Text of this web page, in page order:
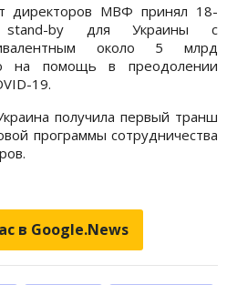
директоров МВФ принял 18-
stand-by для Украины с
около 5 млрд
на помощь в преодолении
19.
получила первый транш
программы сотрудничества
в Google.News